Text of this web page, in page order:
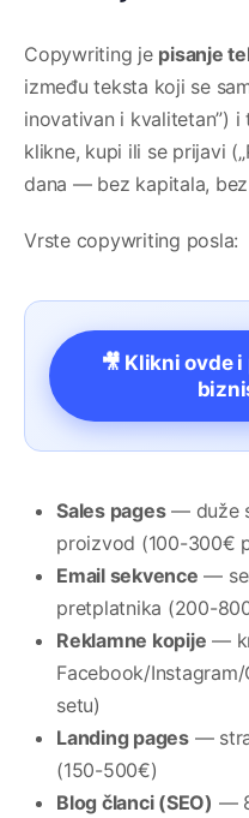
Copywriting je pisanje
između teksta koji se
inovativan i kvalitetan”)
klikne, kupi ili se prijavi
dana — bez kapitala,
Vrste copywriting posla:
🎥 Klikni ovde
Sales pages— duže
proizvod (100-300€
Email sekvence —
pretplatnika (200-
Reklamne kopije —
Facebook/
setu)
Landing pages—
(150-500€)
Blog članci (SEO) —